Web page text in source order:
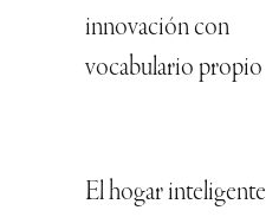
innovación con
vocabulario propio
El hogar inteligente